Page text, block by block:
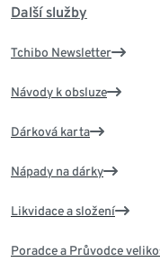
Další služby
Tchibo Newsletter
Návody k obsluze
Dárková karta
Nápady na dárky
Likvidace a složení
Poradce a Průvodce